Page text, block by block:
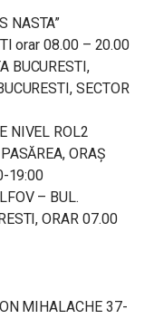
NASTA”
orar 08.00 – 20.00
BUCURESTI,
SECTOR
NIVEL ROL2
ORAȘ
19:00
– BUL.
ORAR 07.00
MIHALACHE 37-